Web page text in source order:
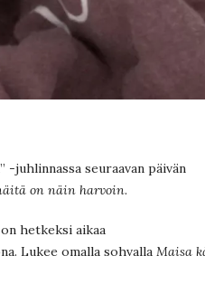
-juhlinnassa seuraavan päivän
on näin harvoin.
hetkeksi aikaa
Lukee omalla sohvalla Maisa